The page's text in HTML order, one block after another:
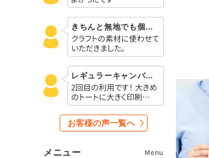
きちんと無地でも個数しっかり配送されました
クラフトの素材に使わせて
いただきました。
レギュラーキャンバストートバッグL
2回目の利用です！ 大きめ
のトートに大きく印刷…
お客様の声一覧へ
メニュー Menu